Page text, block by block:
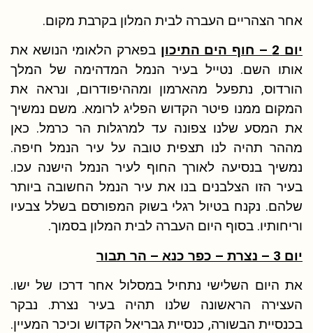
אחר הצהריים העברה לבית המלון בקרבת מקום.
יום 2 – חוף הים התיכון
בפארק הלאומי הנושא את
אותו השם. נטייל בעיר הנמל המדהימה של המלך
הורדוס, נתפעל מהארמון ומההיפודרום, ונראה את
המקום ממנו פיטר הקדוש הפליג לרומא. משם נמשיך
את המסע שלנו צפונה עד למרגלות הר כרמל. כאן
מההר תהיה לנו תצפית טובה על עיר הנמל חיפה.
נמשיך בנסיעה לאורך החוף לעיר הנמל הישנה עכו.
בעיר הזו הצלבנים בנו את עיר הנמל החשובה ביותר
שלהם. נקנח בטיול רגלי בשוק המפורסם בשלל צבעיו
וריחותיו. בסוף היום העברה לבית המלון בסמוך.
יום 3 – נצרת – כפר כנא – הר תבור
את היום השלישי נתחיל במסלול אחר דרכו של ישו.
העצירה הראשונה שלנו תהיה בעיר נצרת. נבקר
בכנסיית הבשורה, כנסיית גבריאל הקדוש וכיכר המעיין.